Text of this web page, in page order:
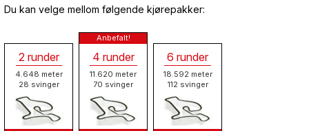
Du kan velge mellom følgende kjørepakker:
2 runder
4.648 meter
28 svinger
4 runder
11.620 meter
70 svinger
6 runder
18.592 meter
112 svinger